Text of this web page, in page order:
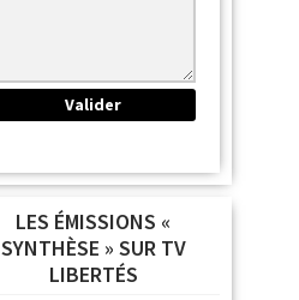
LES ÉMISSIONS «
SYNTHÈSE » SUR TV
LIBERTÉS